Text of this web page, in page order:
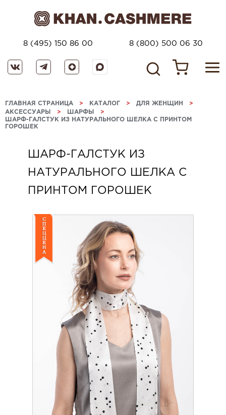
8 (495) 150 86 00 8 (800) 500 06 30
ГЛАВНАЯ СТРАНИЦА > КАТАЛОГ > ДЛЯ ЖЕНЩИН >
АКСЕССУАРЫ > ШАРФЫ >
ШАРФ-ГАЛСТУК ИЗ НАТУРАЛЬНОГО ШЕЛКА С ПРИНТОМ
ГОРОШЕК
ШАРФ-ГАЛСТУК ИЗ
НАТУРАЛЬНОГО ШЕЛКА С
ПРИНТОМ ГОРОШЕК